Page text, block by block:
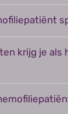
krijg je